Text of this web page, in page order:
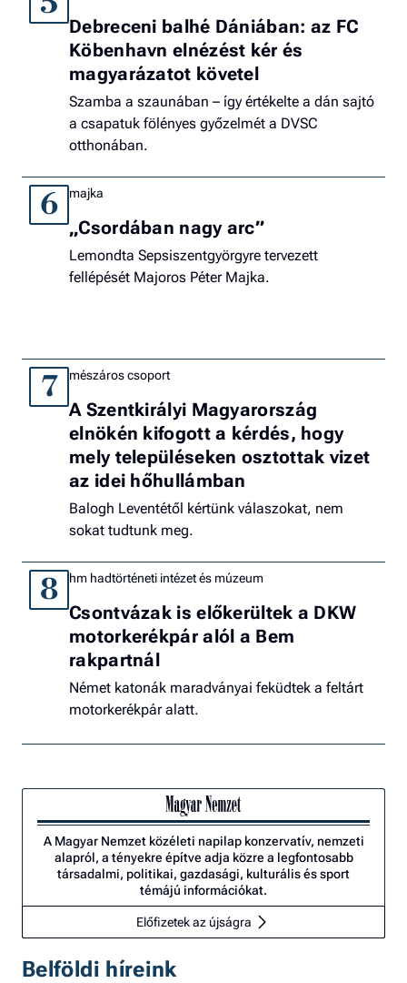
Debreceni balhé Dániában: az FC
Köbenhavn elnézést kér és
magyarázatot követel
Szamba a szaunában – így értékelte a dán sajtó
a csapatuk fölényes győzelmét a DVSC
otthonában.
6 majka
„Csordában nagy arc”
Lemondta Sepsiszentgyörgyre tervezett
fellépését Majoros Péter Majka.
7 mészáros csoport
A Szentkirályi Magyarország
elnökén kifogott a kérdés, hogy
mely településeken osztottak vizet
az idei hőhullámban
Balogh Leventétől kértünk válaszokat, nem
sokat tudtunk meg.
8 hm hadtörténeti intézet és múzeum
Csontvázak is előkerültek a DKW
motorkerékpár alól a Bem
rakpartnál
Német katonák maradványai feküdtek a feltárt
motorkerékpár alatt.
A Magyar Nemzet közéleti napilap konzervatív, nemzeti
alapról, a tényekre építve adja közre a legfontosabb
társadalmi, politikai, gazdasági, kulturális és sport
témájú információkat.
Előfizetek az újságra
Belföldi híreink